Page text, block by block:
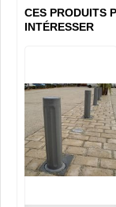
CES PRODUITS
INTÉRESSER